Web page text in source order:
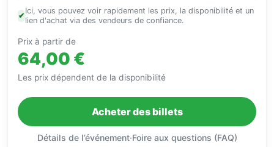
✔
Ici, vous pouvez voir rapidement les prix, la disponibilité et un
lien d'achat via des vendeurs de confiance.
Prix à partir de
64,00 €
Les prix dépendent de la disponibilité
Acheter des billets
Détails de l’événement·Foire aux questions (FAQ)